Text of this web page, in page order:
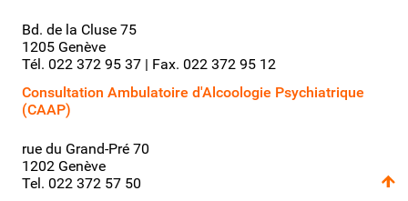
Bd. de la Cluse 75
1205 Genève
Tél. 022 372 95 37 | Fax. 022 372 95 12
Consultation Ambulatoire d'Alcoologie Psychiatrique
(CAAP)
rue du Grand-Pré 70
1202 Genève
Tel. 022 372 57 50